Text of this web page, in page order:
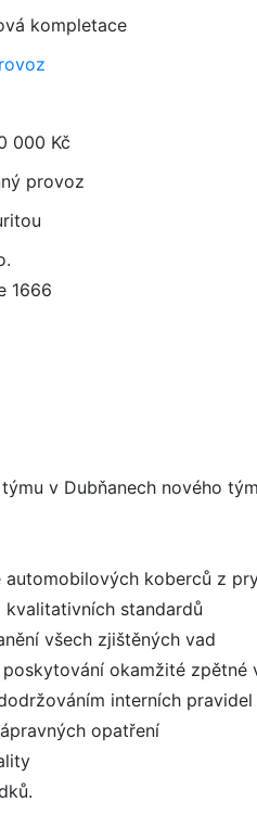
kompletace
000 Kč
provoz
1666
v Dubňanech nového
koberců z
standardů
všech zjištěných vad
okamžité zpětné
interních pravidel
opatření